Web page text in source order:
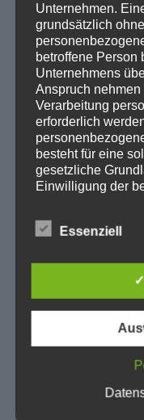
Die
Unternehmen.
grundsätzlich
betroffene Person
Unternehmens
Anspruch
Verarbeitung
erforderlich
besteht für eine
gesetzliche
Einwilligung der
beispielsweise
Person, erfolgt
Datenschutz-
Übereinstimmung
Mittels dieser
Unternehmen die
und Zweck der
informieren.
Essenziell